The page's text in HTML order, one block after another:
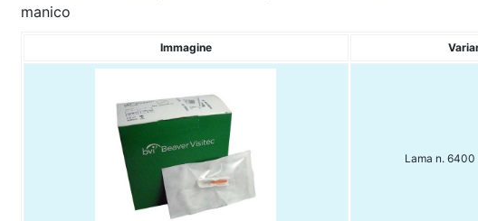
manico
Immagine
Lama n. 6400